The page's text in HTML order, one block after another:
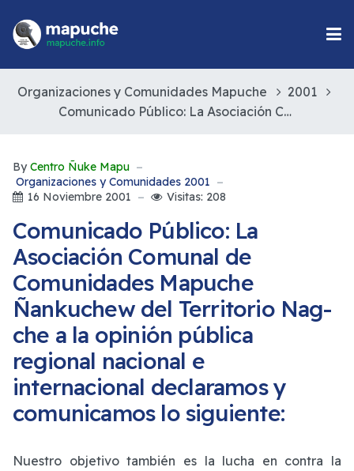
Organizaciones y Comunidades Mapuche
2001
Comunicado Público: La Asociación Comunal de Comunidades Mapuche Ñankuchew del Territorio Nag-che a la opinión pública regional nacional e internacional declaramos y comunicamos lo siguiente:
By Centro Ñuke Mapu
Organizaciones y Comunidades 2001
16 Noviembre 2001
Visitas: 208
Comunicado Público: La
Asociación Comunal de
Comunidades Mapuche
Ñankuchew del Territorio Nag-
che a la opinión pública
regional nacional e
internacional declaramos y
comunicamos lo siguiente:
Nuestro objetivo también es la lucha en contra la